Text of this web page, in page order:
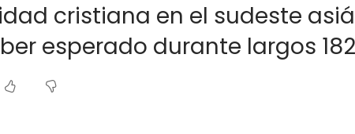
cristiana en el sudeste
esperado durante largos